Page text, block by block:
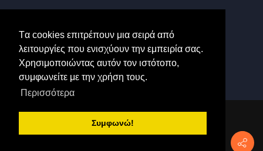
Tα cookies επιτρέπουν μια σειρά από
λειτουργίες που ενισχύουν την εμπειρία σας.
Χρησιμοποιώντας αυτόν τον ιστότοπο,
συμφωνείτε με την χρήση τους.
Περισσότερα
Συμφωνώ!
Photo Gallery
Επικοινωνία
| Δήλωση Προστασίας